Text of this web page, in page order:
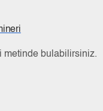
metinde bulabilirsiniz.